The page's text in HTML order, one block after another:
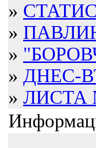
»
»
»
» ДНЕС-
» ЛИСТА